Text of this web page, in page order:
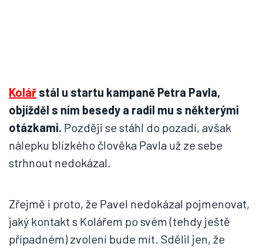
Kolář stál u startu kampaně Petra Pavla,
objížděl s ním besedy a radil mu s některými
otázkami. Později se stáhl do pozadí, avšak
nálepku blízkého člověka Pavla už ze sebe
strhnout nedokázal.
Zřejmě i proto, že Pavel nedokázal pojmenovat,
jaký kontakt s Kolářem po svém (tehdy ještě
případném) zvolení bude mít. Sdělil jen, že